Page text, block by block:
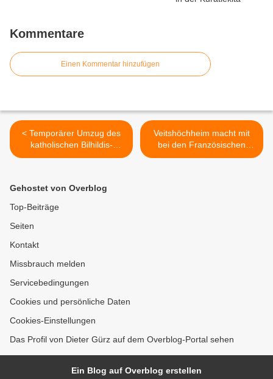
Kommentare
Einen Kommentar hinzufügen
< Temporärer Umzug des
katholischen Bilhildis-
Kindergartens in das Haus
Veitshöchheim macht mit
bei den Französischen
Kultur- und Genusswochen
Gehostet von Overblog
Top-Beiträge
Seiten
Kontakt
Missbrauch melden
Servicebedingungen
Cookies und persönliche Daten
Cookies-Einstellungen
Das Profil von Dieter Gürz auf dem Overblog-Portal sehen
Ein Blog auf Overblog erstellen